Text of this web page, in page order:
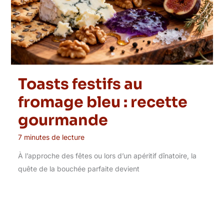
Toasts festifs au
fromage bleu : recette
gourmande
7 minutes de lecture
À l’approche des fêtes ou lors d’un apéritif dînatoire, la
quête de la bouchée parfaite devient